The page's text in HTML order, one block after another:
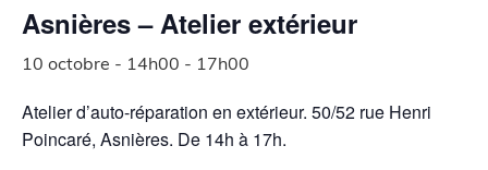
Asnières – Atelier extérieur
10 octobre - 14h00 - 17h00
Atelier d’auto-réparation en extérieur. 50/52 rue Henri
Poincaré, Asnières. De 14h à 17h.